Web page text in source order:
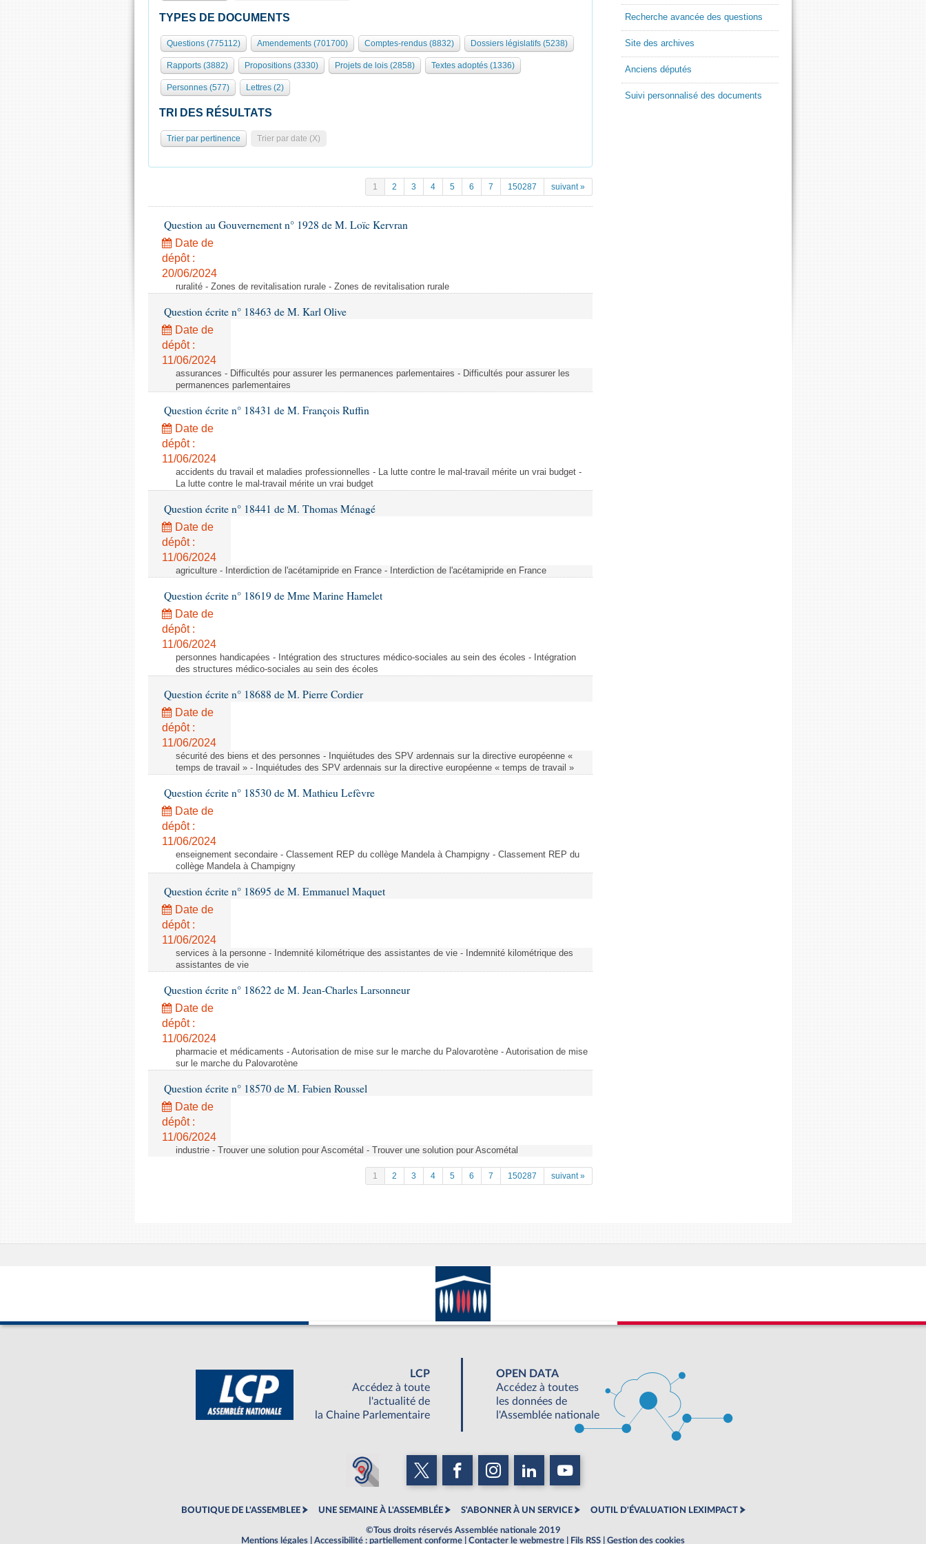
TYPES DE DOCUMENTS
Questions (775112) Amendements (701700) Comptes-rendus (8832) Dossiers législatifs (5238)
Rapports (3882) Propositions (3330) Projets de lois (2858) Textes adoptés (1336)
Personnes (577) Lettres (2)
TRI DES RÉSULTATS
Trier par pertinence Trier par date (X)
1 2 3 4 5 6 7 150287 suivant »
Question au Gouvernement n° 1928 de M. Loïc Kervran
Date de
dépôt :
20/06/2024
ruralité - Zones de revitalisation rurale - Zones de revitalisation rurale
Question écrite n° 18463 de M. Karl Olive
Date de
dépôt :
11/06/2024
assurances - Difficultés pour assurer les permanences parlementaires - Difficultés pour assurer les
permanences parlementaires
Question écrite n° 18431 de M. François Ruffin
Date de
dépôt :
11/06/2024
accidents du travail et maladies professionnelles - La lutte contre le mal-travail mérite un vrai budget -
La lutte contre le mal-travail mérite un vrai budget
Question écrite n° 18441 de M. Thomas Ménagé
Date de
dépôt :
11/06/2024
agriculture - Interdiction de l'acétamipride en France - Interdiction de l'acétamipride en France
Question écrite n° 18619 de Mme Marine Hamelet
Date de
dépôt :
11/06/2024
personnes handicapées - Intégration des structures médico-sociales au sein des écoles - Intégration
des structures médico-sociales au sein des écoles
Question écrite n° 18688 de M. Pierre Cordier
Date de
dépôt :
11/06/2024
sécurité des biens et des personnes - Inquiétudes des SPV ardennais sur la directive européenne «
temps de travail » - Inquiétudes des SPV ardennais sur la directive européenne « temps de travail »
Question écrite n° 18530 de M. Mathieu Lefèvre
Date de
dépôt :
11/06/2024
enseignement secondaire - Classement REP du collège Mandela à Champigny - Classement REP du
collège Mandela à Champigny
Question écrite n° 18695 de M. Emmanuel Maquet
Date de
dépôt :
11/06/2024
services à la personne - Indemnité kilométrique des assistantes de vie - Indemnité kilométrique des
assistantes de vie
Question écrite n° 18622 de M. Jean-Charles Larsonneur
Date de
dépôt :
11/06/2024
pharmacie et médicaments - Autorisation de mise sur le marche du Palovarotène - Autorisation de mise
sur le marche du Palovarotène
Question écrite n° 18570 de M. Fabien Roussel
Date de
dépôt :
11/06/2024
industrie - Trouver une solution pour Ascométal - Trouver une solution pour Ascométal
1 2 3 4 5 6 7 150287 suivant »
Recherche avancée des questions
Site des archives
Anciens députés
Suivi personnalisé des documents
LCP
Accédez à toute
l'actualité de
la Chaine Parlementaire
OPEN DATA
Accédez à toutes
les données de
l'Assemblée nationale
BOUTIQUE DE L'ASSEMBLEE UNE SEMAINE À L'ASSEMBLÉE S'ABONNER À UN SERVICE OUTIL D'ÉVALUATION LEXIMPACT
©Tous droits réservés Assemblée nationale 2019
Mentions légales
Accessibilité : partiellement conforme Contacter le webmestre Fils RSS Gestion des cookies